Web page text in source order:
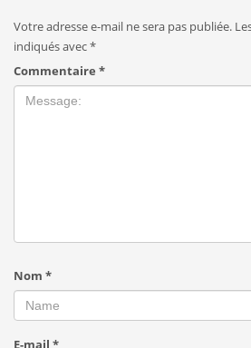
Votre adresse e-mail ne sera pas publiée.
indiqués avec*
Commentaire *
Nom *